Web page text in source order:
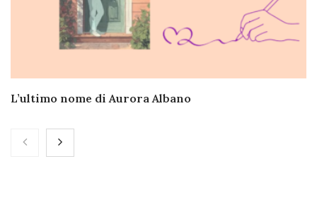
L’ultimo nome di Aurora Albano